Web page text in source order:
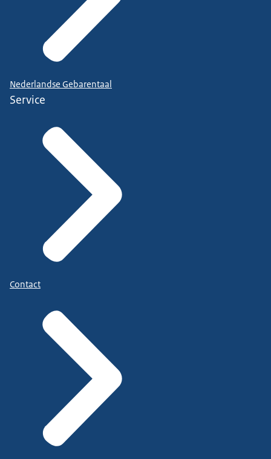
Nederlandse Gebarentaal
Service
Contact